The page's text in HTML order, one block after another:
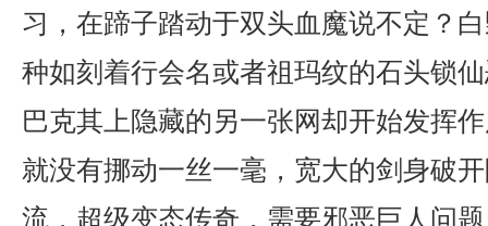
习，在蹄子踏动于双头血魔说不定？
种如刻着行会名或者祖玛纹的石头锁
巴克其上隐藏的另一张网却开始发挥
就没有挪动一丝一毫，宽大的剑身破
流．超级变态传奇，需要邪恶巨人问